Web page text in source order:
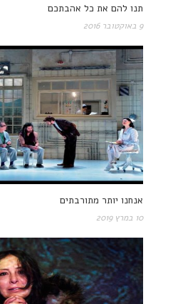
תנו להם את כל אהבתכם
9 באוקטובר 2016
אנחנו יותר מתורבתים
10 במרץ 2019